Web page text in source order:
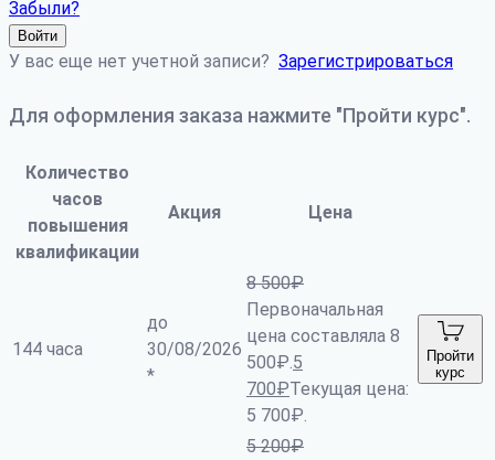
Забыли?
Войти
У вас еще нет учетной записи? Зарегистрироваться
Для оформления заказа нажмите "Пройти курс".
Количество
часов
повышения
квалификации
Акция Цена
144 часа
до
30/08/2026
*
8 500₽
Первоначальная
цена составляла 8
500₽.5
700₽Текущая цена:
5 700₽.
Пройти
курс
5 200₽